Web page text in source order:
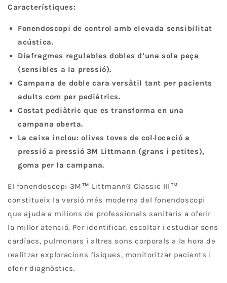
Característiques:
Fonendoscopi de control amb elevada sensibilitat
acústica.
Diafragmes regulables dobles d’una sola peça
(sensibles a la pressió).
Campana de doble cara versàtil tant per pacients
adults com per pediàtrics.
Costat pediàtric que es transforma en una
campana oberta.
La caixa inclou: olives toves de col·locació a
pressió a pressió 3M Littmann (grans i petites),
goma per la campana.
El fonendoscopi 3M™ Littmann® Classic III™
constitueix la versió més moderna del fonendoscopi
que ajuda a milions de professionals sanitaris a oferir
la millor atenció. Per identificar, escoltar i estudiar sons
cardíacs, pulmonars i altres sons corporals a la hora de
realitzar exploracions físiques, monitoritzar pacients i
oferir diagnòstics.